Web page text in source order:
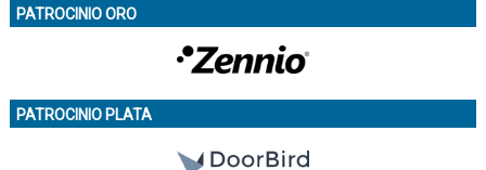
PATROCINIO ORO
PATROCINIO PLATA